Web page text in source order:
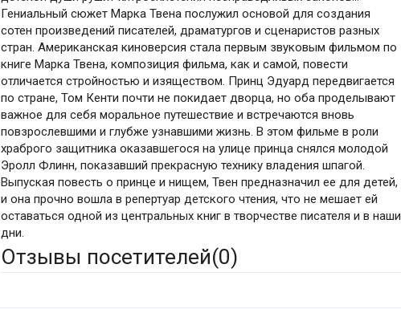
Гениальный сюжет Марка Твена послужил основой для создания
сотен произведений писателей, драматургов и сценаристов разных
стран. Американская киноверсия стала первым звуковым фильмом по
книге Марка Твена, композиция фильма, как и самой, повести
отличается стройностью и изяществом. Принц Эдуард передвигается
по стране, Том Кенти почти не покидает дворца, но оба проделывают
важное для себя моральное путешествие и встречаются вновь
повзрослевшими и глубже узнавшими жизнь. В этом фильме в роли
храброго защитника оказавшегося на улице принца снялся молодой
Эролл Флинн, показавший прекрасную технику владения шпагой.
Выпуская повесть о принце и нищем, Твен предназначил ее для детей,
и она прочно вошла в репертуар детского чтения, что не мешает ей
оставаться одной из центральных книг в творчестве писателя и в наши
дни.
Отзывы посетителей(0)